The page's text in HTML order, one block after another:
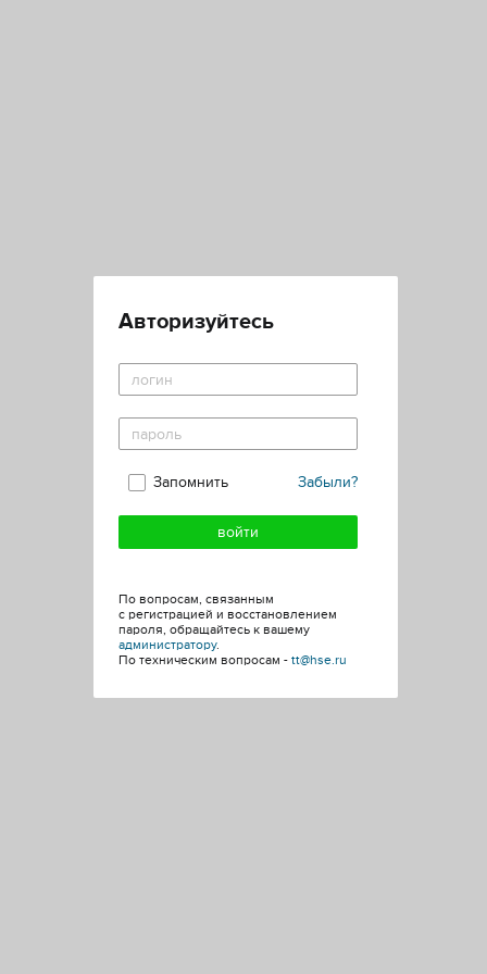
Авторизуйтесь
Забыли?
Запомнить
По вопросам, связанным
с регистрацией и восстановлением
пароля, обращайтесь к вашему
администратору.
По техническим вопросам - tt@hse.ru